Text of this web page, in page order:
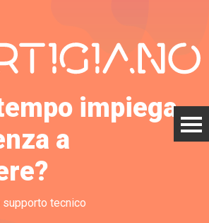
impiega
a
tecnico